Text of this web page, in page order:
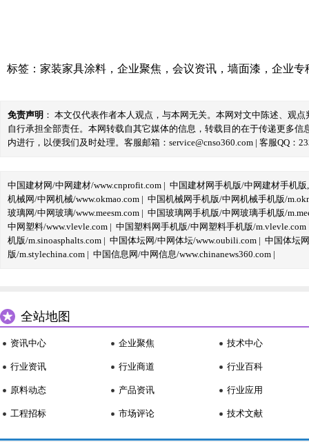
标签： 家装家具涂料 ， 企业聚焦 ， 会议资讯 ， 墙面漆 ， 企业专
免责声明 ： 本文仅代表作者本人观点，与本网无关。本网对文中陈述、观
自行承担全部责任。本网转载自其它媒体的信息，转载目的在于传递更多
内进行，以便我们及时处理。客服邮箱：service@cnso360.com | 客服QQ：
中国建材网/中网建材/www.cnprofit.com | 中国建材网手机版/中网建材手机版
机械网/中网机械/www.okmao.com | 中国机械网手机版/中网机械手机版/
玻璃网/中网玻璃/www.meesm.com | 中国玻璃网手机版/中网玻璃手机版/
中网塑料/www.vlevle.com | 中国塑料网手机版/中网塑料手机版/m.vlevle.com
机版/m.sinoasphalts.com | 中国体坛网/中网体坛/www.oubili.com | 中国体坛
版/m.stylechina.com | 中国信息网/中网信息/www.chinanews360.com |
全站地图
资讯中心
行业资讯
原料动态
工程招标
企业聚焦
行业商道
产品资讯
市场评论
技术中心
行业百科
行业应用
技术文献